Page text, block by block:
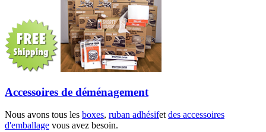
Accessoires de déménagement
Nous avons tous les boxes, ruban adhésifetdes accessoires
d'emballage vous avez besoin.